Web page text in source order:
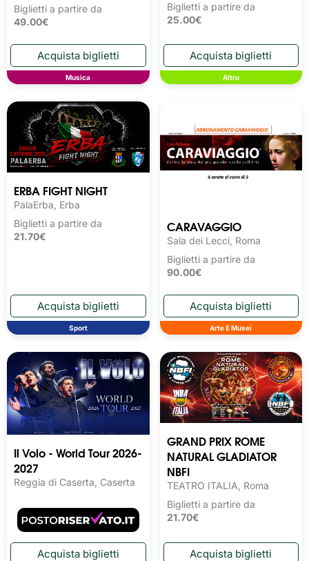
Biglietti a partire da
49.00€
Musica
Biglietti a partire da
25.00€
Altro
ERBA FIGHT NIGHT
PalaErba, Erba
Biglietti a partire da
21.70€
Sport
CARAVAGGIO
Sala dei Lecci, Roma
Biglietti a partire da
90.00€
Arte E Musei
Il Volo - World Tour 2026-
2027
Reggia di Caserta, Caserta
GRAND PRIX ROME
NATURAL GLADIATOR
NBFI
TEATRO ITALIA, Roma
Biglietti a partire da
21.70€